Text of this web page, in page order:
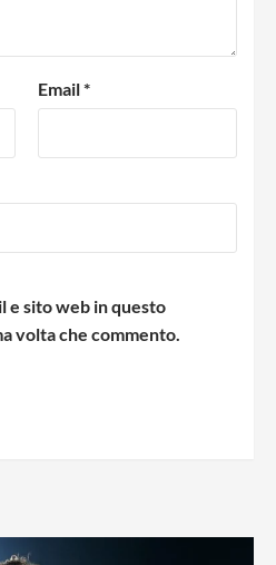
Email*
e sito web in questo
volta che commento.